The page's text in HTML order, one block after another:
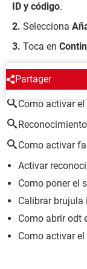
ID y código.
Selecciona
Toca en
Partager
ALREDEDOR
Como activar
Como activar
Activar
Como poner el
Calibrar brujula
Como abrir odt
Como activar